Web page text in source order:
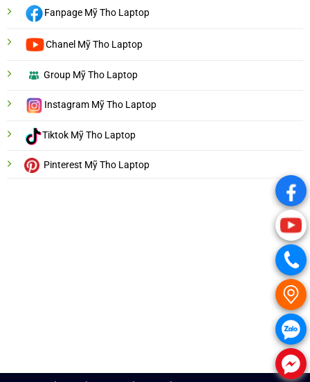
Fanpage Mỹ Tho Laptop
Chanel Mỹ Tho Laptop
Group Mỹ Tho Laptop
Instagram Mỹ Tho Laptop
Tiktok Mỹ Tho Laptop
Pinterest Mỹ Tho Laptop
.
.
.
.
.
.